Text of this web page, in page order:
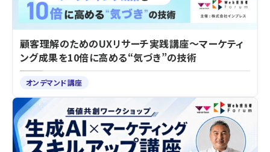
顧客理解のためのUXリサーチ実践講座～マーケティ
ング成果を10倍に高める“気づき”の技術
オンデマンド講座